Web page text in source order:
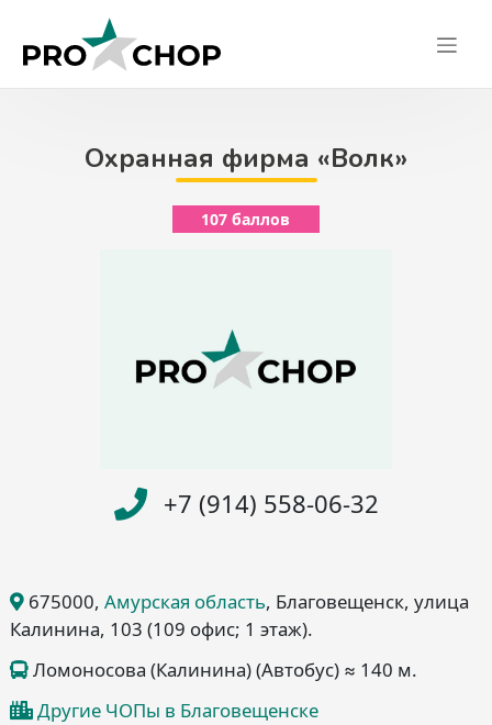
content
Охранная фирма «Волк»
107 баллов
+7 (914) 558-06-32
675000, Амурская область, Благовещенск, улица
Калинина, 103 (109 офис; 1 этаж).
Ломоносова (Калинина) (Автобус) ≈ 140 м.
Другие ЧОПы в Благовещенске